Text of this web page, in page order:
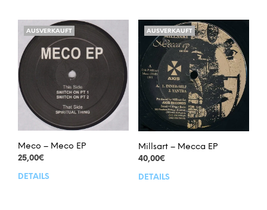
AUSVERKAUFT
Meco – Meco EP
25,00€
DETAILS
AUSVERKAUFT
Millsart – Mecca EP
40,00€
DETAILS